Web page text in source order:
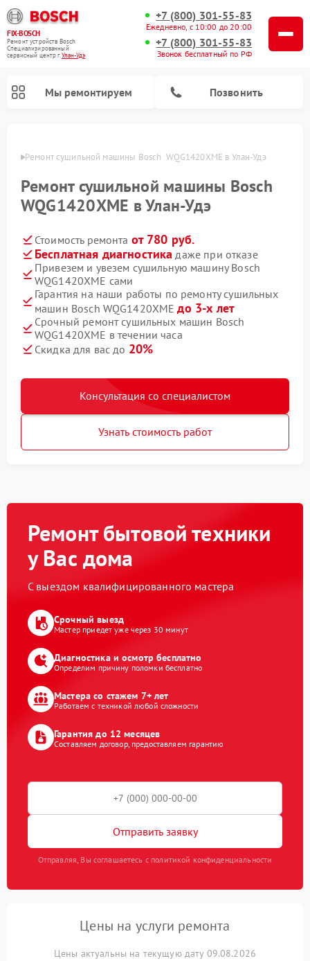
FIX-BOSCH
Ремонт устройств Bosch
Специализированный
cервисный центр г.Улан-Удэ
+7 (800) 301-55-83
Ежедневно, с 10:00 до 20:00
+7 (800) 301-55-83
Звонок бесплатный по РФ
Мы ремонтируем Позвонить
Ремонт сушильной машины Bosch  WQG1420XME в Улан-Удэ
Ремонт сушильной машины Bosch
WQG1420XME в Улан-Удэ
Стоимость ремонта от 780 руб.
Бесплатная диагностика даже при отказе
Привезем и увезем сушильную машину Bosch
WQG1420XME сами
Гарантия на наши работы по ремонту сушильных
машин Bosch WQG1420XMEдо 3-х лет
Срочный ремонт сушильных машин Bosch
WQG1420XME в течении часа
Скидка для вас до 20%
Консультация со специалистом
Узнать стоимость работ
Ремонт бытовой техники
у Вас дома
С выездом квалифицированного мастера
Срочный выезд
Мастер приедет уже через 30 минут
Диагностика и осмотр бесплатно
Определим причину поломки бесплатно
Мастера со стажем 7+ лет
Работаем с техникой любой сложности
Гарантия до 12 месяцев
Составляем договор, предоставляем гарантию
Отправить заявку
Отправляя, Вы соглашаетесь с политикой конфиденциальности
Цены на услуги ремонта
Цены актуальны на текущую дату 09.08.2026